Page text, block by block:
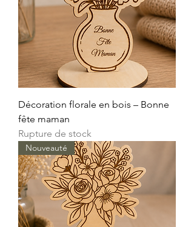
Décoration florale en bois – Bonne
fête maman
Rupture de stock
Nouveauté